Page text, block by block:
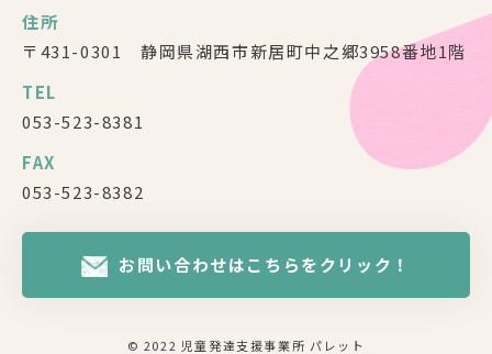
住所
〒431-0301 静岡県湖西市新居町中之郷3958番地1階
TEL
053-523-8381
FAX
053-523-8382
お問い合わせはこちらをクリック！
© 2022 児童発達支援事業所 パレット